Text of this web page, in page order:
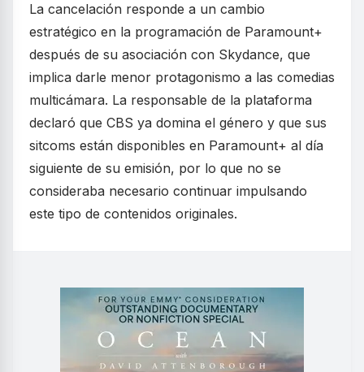
La cancelación responde a un cambio
estratégico en la programación de Paramount+
después de su asociación con Skydance, que
implica darle menor protagonismo a las comedias
multicámara. La responsable de la plataforma
declaró que CBS ya domina el género y que sus
sitcoms están disponibles en Paramount+ al día
siguiente de su emisión, por lo que no se
consideraba necesario continuar impulsando
este tipo de contenidos originales.